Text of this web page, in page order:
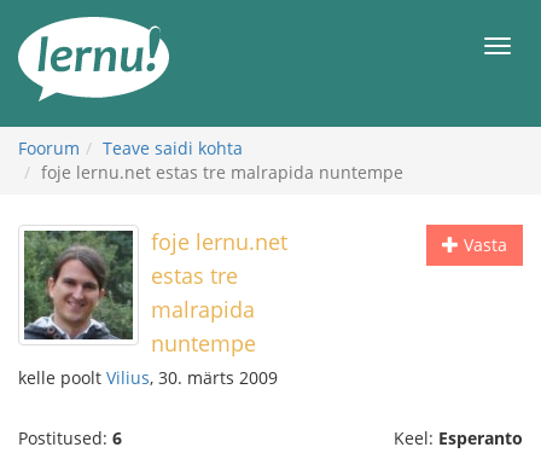
juurde
Foorum
Teave saidi kohta
foje lernu.net estas tre malrapida nuntempe
Vasta
foje lernu.net
estas tre
malrapida
nuntempe
kelle poolt Vilius, 30. märts 2009
Postitused: 6 Keel: Esperanto